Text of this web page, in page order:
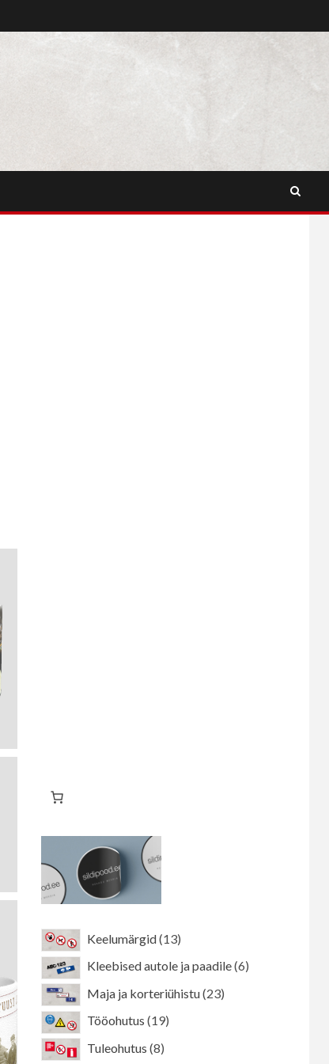
Keelumärgid 1313
toodet
Kleebised autole ja paadile 66
Maja ja korteriühistu 2323
Tööohutus 1919
Tuleohutus 88